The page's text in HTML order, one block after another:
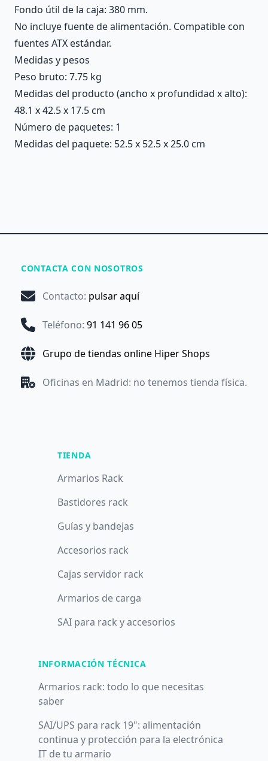
Fondo útil de la caja: 380 mm.
No incluye fuente de alimentación. Compatible con
fuentes ATX estándar.
Medidas y pesos
Peso bruto: 7.75 kg
Medidas del producto (ancho x profundidad x alto):
48.1 x 42.5 x 17.5 cm
Número de paquetes: 1
Medidas del paquete: 52.5 x 52.5 x 25.0 cm
CONTACTA CON NOSOTROS
Contacto: pulsar aquí
Teléfono: 91 141 96 05
Grupo de tiendas online Hiper Shops
Oficinas en Madrid: no tenemos tienda física.
TIENDA
Armarios Rack
Bastidores rack
Guías y bandejas
Accesorios rack
Cajas servidor rack
Armarios de carga
SAI para rack y accesorios
INFORMACIÓN TÉCNICA
Armarios rack: todo lo que necesitas
saber
SAI/UPS para rack 19": alimentación
continua y protección para la electrónica
IT de tu armario